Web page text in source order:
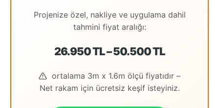
Projenize özel, nakliye ve uygulama dahil
tahmini fiyat aralığı:
26.950 TL – 50.500 TL
ortalama 3m x 1.6m ölçü fiyatıdır –
Net rakam için ücretsiz keşif isteyiniz.
Gaziantep
Houston